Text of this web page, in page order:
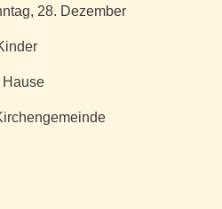
28. Dezember
Hause